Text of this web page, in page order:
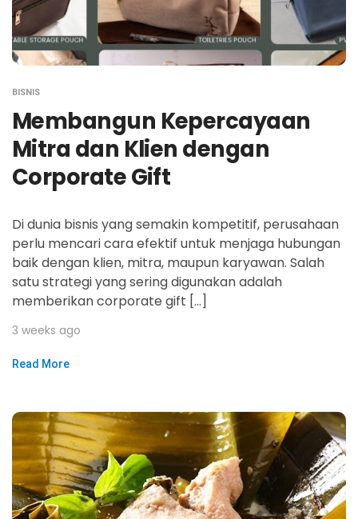
BISNIS
Membangun Kepercayaan
Mitra dan Klien dengan
Corporate Gift
Di dunia bisnis yang semakin kompetitif, perusahaan
perlu mencari cara efektif untuk menjaga hubungan
baik dengan klien, mitra, maupun karyawan. Salah
satu strategi yang sering digunakan adalah
memberikan corporate gift […]
3 weeks ago
Read More